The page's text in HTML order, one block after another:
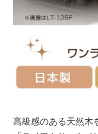
高級感のある天然木